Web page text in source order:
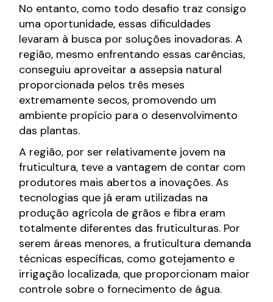
No entanto, como todo desafio traz consigo
uma oportunidade, essas dificuldades
levaram à busca por soluções inovadoras. A
região, mesmo enfrentando essas carências,
conseguiu aproveitar a assepsia natural
proporcionada pelos três meses
extremamente secos, promovendo um
ambiente propício para o desenvolvimento
das plantas.
A região, por ser relativamente jovem na
fruticultura, teve a vantagem de contar com
produtores mais abertos a inovações. As
tecnologias que já eram utilizadas na
produção agrícola de grãos e fibra eram
totalmente diferentes das fruticulturas. Por
serem áreas menores, a fruticultura demanda
técnicas específicas, como gotejamento e
irrigação localizada, que proporcionam maior
controle sobre o fornecimento de água.